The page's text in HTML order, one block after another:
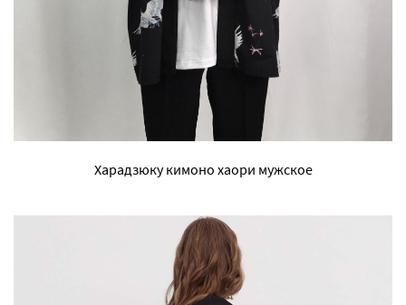
Харадзюку кимоно хаори мужское